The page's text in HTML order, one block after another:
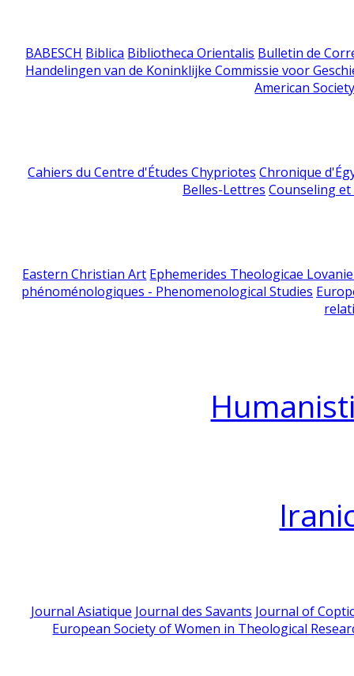
BABESCH Biblica Bibliotheca Orientalis Bulletin de
Handelingen van de Koninklijke Commissie voor
American
Cahiers du Centre d'Études Chypriotes Chronique
Belles-Lettres Counseling
Eastern Christian Art Ephemerides Theologicae
phénoménologiques - Phenomenological Studies
Journal Asiatique Journal des Savants Journal of
European Society of Women in Theological